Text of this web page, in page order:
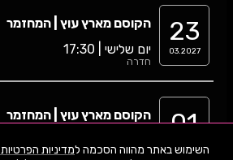
השימוש באתר מהווה הסכמה למדיניות הפרטיות
23
03.2027
הקוסם מארץ עוץ | המחזמר
יום שלישי | 17:30
חדרה
01
הקוסם מארץ עוץ | המחזמר
זכרון יעקב